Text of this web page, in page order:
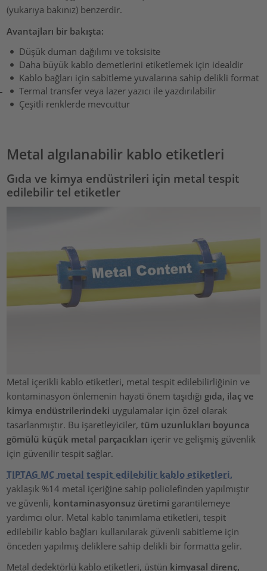
(yukarıya bakınız) benzerdir.
Avantajları bir bakışta:
Düşük duman dağılımı ve toksisite
Daha büyük kablo demetlerini etiketlemek için idealdir
Kablo bağları için sabitleme yuvalarına sahip delikli format
Termal transfer veya lazer yazıcı ile yazdırılabilir
Çeşitli renklerde mevcuttur
Metal algılanabilir kablo etiketleri
Gıda ve kimya endüstrileri için metal tespit
edilebilir tel etiketler
Metal içerikli kablo etiketleri, metal tespit edilebilirliğinin ve
kontaminasyon önlemenin hayati önem taşıdığı gıda, ilaç ve
kimya endüstrilerindeki uygulamalar için özel olarak
tasarlanmıştır. Bu işaretleyiciler,tüm uzunlukları boyunca
gömülü küçük metal parçacıkları içerir ve gelişmiş güvenlik
için güvenilir tespit sağlar.
TIPTAG MC metal tespit edilebilir kablo etiketleri,
yaklaşık %14 metal içeriğine sahip poliolefinden yapılmıştır
ve güvenli, kontaminasyonsuz üretimi garantilemeye
yardımcı olur. Metal kablo tanımlama etiketleri, tespit
edilebilir kablo bağları kullanılarak güvenli sabitleme için
önceden yapılmış deliklere sahip delikli bir formatta gelir.
Metal dedektörlü kablo etiketleri, üstün kimyasal direnç,